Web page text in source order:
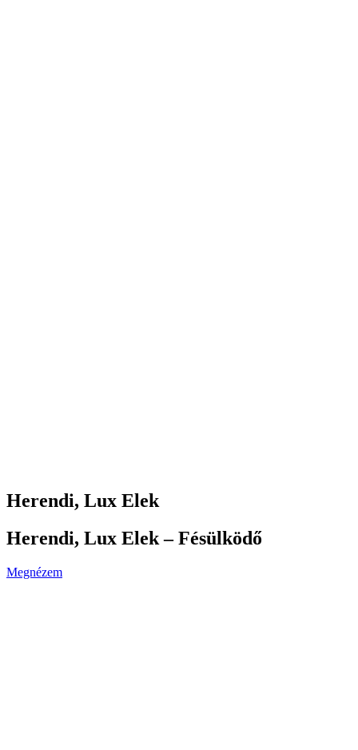
Herendi, Lux Elek
Herendi, Lux Elek – Fésülködő
Megnézem